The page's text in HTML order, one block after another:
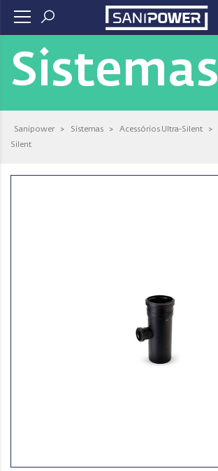
Sistemas
Sanipower > Sistemas > Acessórios Ultra-Silent >
Silent